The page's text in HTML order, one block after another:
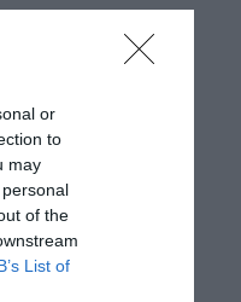
or
to
may
of the
List of